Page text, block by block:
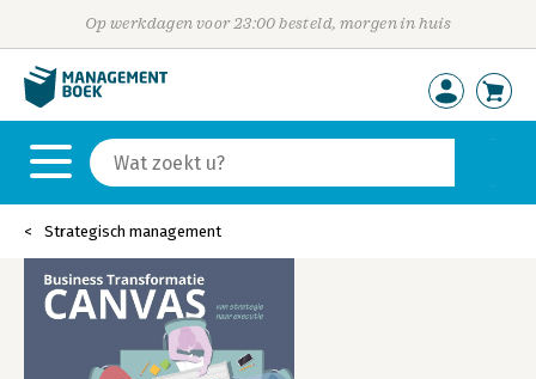
Op werkdagen voor 23:00 besteld, morgen in huis
Strategisch management